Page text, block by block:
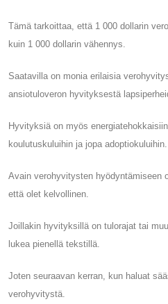
Tämä tarkoittaa, että 1 000 dollarin
kuin 1 000 dollarin vähennys.
Saatavilla on monia erilaisia
ansiotuloveron hyvityksestä
Hyvityksiä on myös
koulutuskuluihin ja jopa adoptiokuluihin.
Avain verohyvitysten hyödyntämiseen
että olet kelvollinen.
Joillakin hyvityksillä on tulorajat tai
lukea pienellä tekstillä.
Joten seuraavan kerran, kun haluat
verohyvitystä.